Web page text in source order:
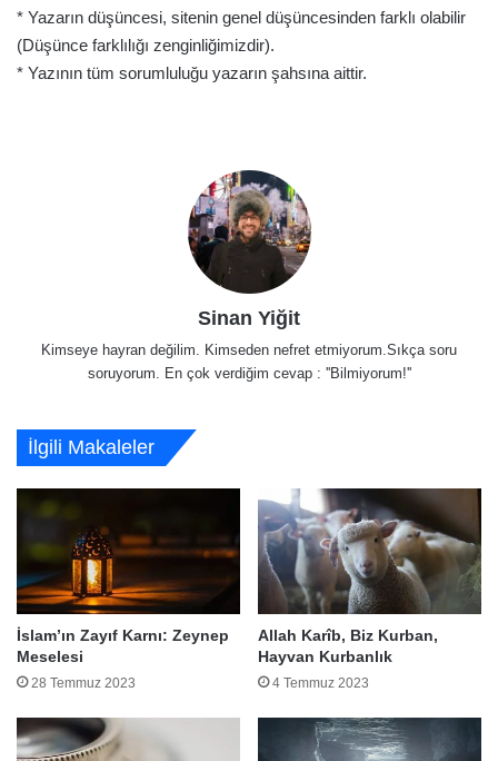
* Yazarın düşüncesi, sitenin genel düşüncesinden farklı olabilir
(Düşünce farklılığı zenginliğimizdir).
* Yazının tüm sorumluluğu yazarın şahsına aittir.
Sinan Yiğit
Kimseye hayran değilim. Kimseden nefret etmiyorum.Sıkça soru
soruyorum. En çok verdiğim cevap : ''Bilmiyorum!''
İlgili Makaleler
İslam’ın Zayıf Karnı: Zeynep
Meselesi
28 Temmuz 2023
Allah Karîb, Biz Kurban,
Hayvan Kurbanlık
4 Temmuz 2023